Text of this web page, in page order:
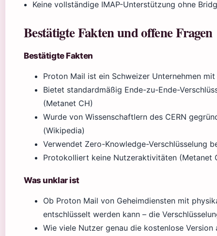
Keine vollständige IMAP-Unterstützung ohne
Bestätigte Fakten und offene Fragen
Bestätigte Fakten
Proton Mail ist ein Schweizer Unternehmen
Bietet standardmäßig Ende-zu-Ende-
(Metanet CH)
Wurde von Wissenschaftlern des CERN
(Wikipedia)
Verwendet Zero-Knowledge-Verschlüsselung
Protokolliert keine Nutzeraktivitäten (Metanet
Was unklar ist
Ob Proton Mail von Geheimdiensten mit
entschlüsselt werden kann – die
Wie viele Nutzer genau die kostenlose